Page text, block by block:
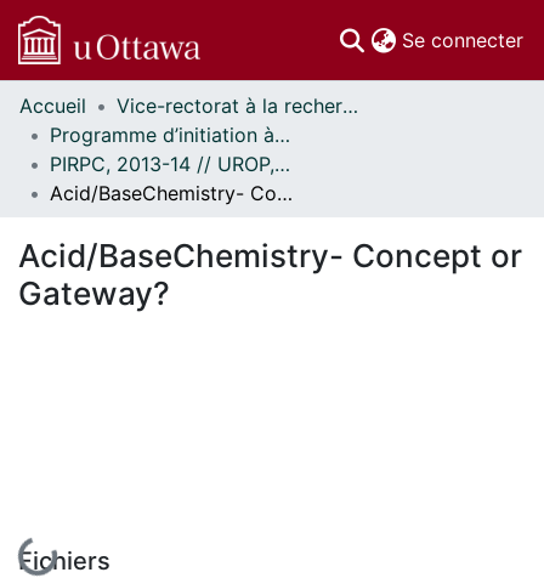
Se connecter
Communautés
et collections
Parcourir
Statistiques
À propos
Accueil
Vice-rectorat à la recherche // Office of the V-P, Research
Programme d’initiation à la recherche au premier cycle (PIRPC) // Undergraduate Research Opportunity Program (UROP)
PIRPC, 2013-14 // UROP, 2013-14
Acid/BaseChemistry- Concept or Gateway?
Acid/BaseChemistry- Concept or
Gateway?
En cours de chargement...
Fichiers